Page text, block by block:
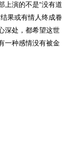
上演的不是“没有道
果或有情人终成眷
深处，都希望这世
一种感情没有被金